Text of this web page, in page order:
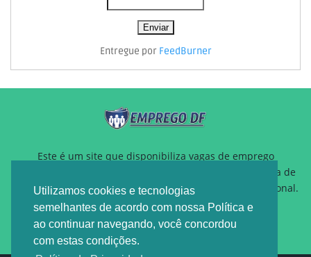
Utilizamos cookies e tecnologias
semelhantes de acordo com nossa Política e
ao continuar navegando, você concordou
com estas condições.
Entregue por FeedBurner
Este é um site que disponibiliza vagas de emprego
gratuitamente para auxiliar pessoas que estão a procura de
um novo emprego ou querem reposicionamento profissional.